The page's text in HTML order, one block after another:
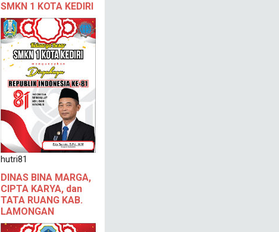
SMKN 1 KOTA KEDIRI
hutri81
DINAS BINA MARGA,
CIPTA KARYA, dan
TATA RUANG KAB.
LAMONGAN